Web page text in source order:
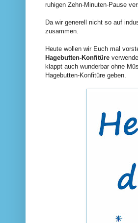
ruhigen Zehn-Minuten-Pause
Da wir generell nicht so auf
zusammen.
Heute wollen wir Euch mal
Hagebutten-Konfitüre
klappt auch wunderbar ohne
Hagebutten-Konfitüre geben.